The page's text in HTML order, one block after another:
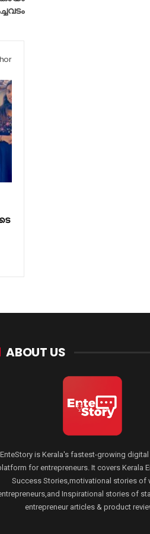
ABOUT US
EnteStory is Kerala's fastest-growing
for entrepreneurs. It covers Kerala
Success Stories,motivational stories of
Inspirational stories of
entrepreneur articles & product